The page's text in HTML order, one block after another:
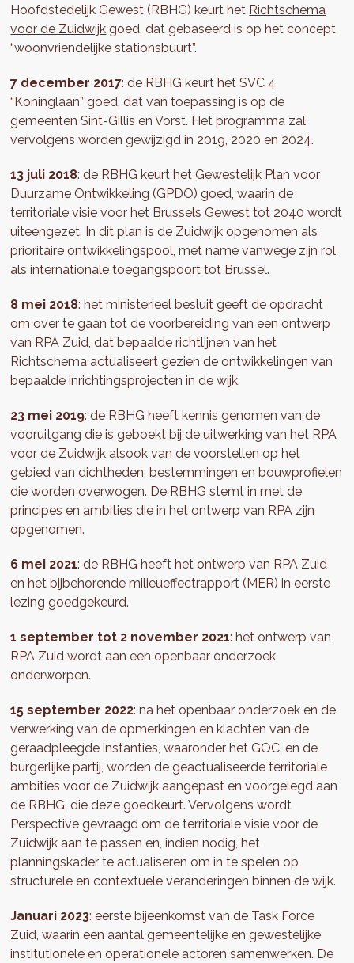
Hoofdstedelijk Gewest (RBHG) keurt het Richtschema
voor de Zuidwijk goed, dat gebaseerd is op het concept
“woonvriendelijke stationsbuurt”.
7 december 2017: de RBHG keurt het SVC 4
“Koninglaan” goed, dat van toepassing is op de
gemeenten Sint-Gillis en Vorst. Het programma zal
vervolgens worden gewijzigd in 2019, 2020 en 2024.
13 juli 2018: de RBHG keurt het Gewestelijk Plan voor
Duurzame Ontwikkeling (GPDO) goed, waarin de
territoriale visie voor het Brussels Gewest tot 2040 wordt
uiteengezet. In dit plan is de Zuidwijk opgenomen als
prioritaire ontwikkelingspool, met name vanwege zijn rol
als internationale toegangspoort tot Brussel.
8 mei 2018: het ministerieel besluit geeft de opdracht
om over te gaan tot de voorbereiding van een ontwerp
van RPA Zuid, dat bepaalde richtlijnen van het
Richtschema actualiseert gezien de ontwikkelingen van
bepaalde inrichtingsprojecten in de wijk.
23 mei 2019: de RBHG heeft kennis genomen van de
vooruitgang die is geboekt bij de uitwerking van het RPA
voor de Zuidwijk alsook van de voorstellen op het
gebied van dichtheden, bestemmingen en bouwprofielen
die worden overwogen. De RBHG stemt in met de
principes en ambities die in het ontwerp van RPA zijn
opgenomen.
6 mei 2021: de RBHG heeft het ontwerp van RPA Zuid
en het bijbehorende milieueffectrapport (MER) in eerste
lezing goedgekeurd.
1 september tot 2 november 2021: het ontwerp van
RPA Zuid wordt aan een openbaar onderzoek
onderworpen.
15 september 2022: na het openbaar onderzoek en de
verwerking van de opmerkingen en klachten van de
geraadpleegde instanties, waaronder het GOC, en de
burgerlijke partij, worden de geactualiseerde territoriale
ambities voor de Zuidwijk aangepast en voorgelegd aan
de RBHG, die deze goedkeurt. Vervolgens wordt
Perspective gevraagd om de territoriale visie voor de
Zuidwijk aan te passen en, indien nodig, het
planningskader te actualiseren om in te spelen op
structurele en contextuele veranderingen binnen de wijk.
Januari 2023: eerste bijeenkomst van de Task Force
Zuid, waarin een aantal gemeentelijke en gewestelijke
institutionele en operationele actoren samenwerken. De